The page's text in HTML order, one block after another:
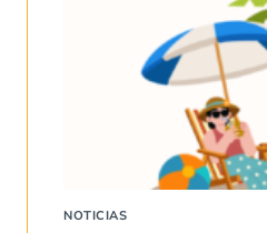
NOTICIAS